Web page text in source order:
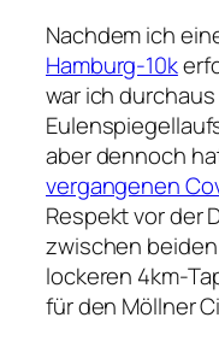
Nachdem ich
Hamburg-10k
war ich
aber dennoch
vergangenen
Respekt vor der
zwischen
lockeren 4km-
für den Möllner